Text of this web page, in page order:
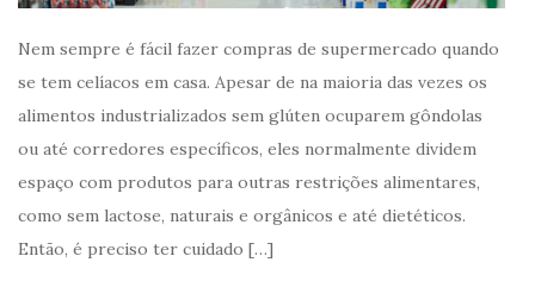
Nem sempre é fácil fazer compras de supermercado quando
se tem celíacos em casa. Apesar de na maioria das vezes os
alimentos industrializados sem glúten ocuparem gôndolas
ou até corredores específicos, eles normalmente dividem
espaço com produtos para outras restrições alimentares,
como sem lactose, naturais e orgânicos e até dietéticos.
Então, é preciso ter cuidado […]